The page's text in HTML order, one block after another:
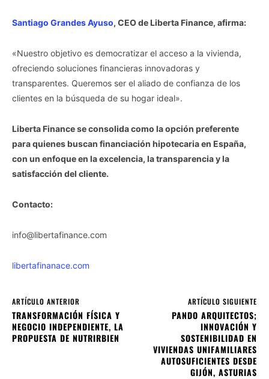
Santiago Grandes Ayuso, CEO de Liberta Finance, afirma:
«Nuestro objetivo es democratizar el acceso a la vivienda,
ofreciendo soluciones financieras innovadoras y
transparentes. Queremos ser el aliado de confianza de los
clientes en la búsqueda de su hogar ideal».
Liberta Finance se consolida como la opción preferente
para quienes buscan financiación hipotecaria en España,
con un enfoque en la excelencia, la transparencia y la
satisfacción del cliente.
Contacto:
info@libertafinance.com
libertafinanace.com
ARTÍCULO ANTERIOR
TRANSFORMACIÓN FÍSICA Y
NEGOCIO INDEPENDIENTE, LA
PROPUESTA DE NUTRIRBIEN
ARTÍCULO SIGUIENTE
PANDO ARQUITECTOS;
INNOVACIÓN Y
SOSTENIBILIDAD EN
VIVIENDAS UNIFAMILIARES
AUTOSUFICIENTES DESDE
GIJÓN, ASTURIAS